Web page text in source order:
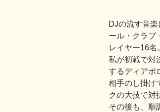
DJの流す音
ール・クラブ
レイヤー16名
私が初戦で対
するディアボ
相手のし掛け
クの大技で対
その後も、順